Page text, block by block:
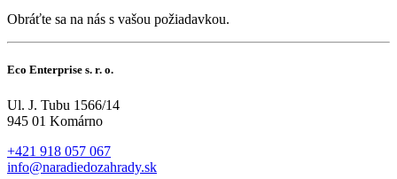
Obráťte sa na nás s vašou požiadavkou.
Eco Enterprise s. r. o.
Ul. J. Tubu 1566/14
945 01 Komárno
+421 918 057 067
info@naradiedozahrady.sk